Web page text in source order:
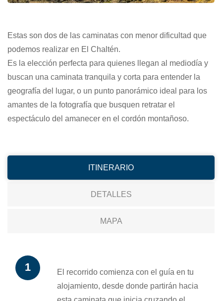
Estas son dos de las caminatas con menor dificultad que
podemos realizar en El Chaltén.
Es la elección perfecta para quienes llegan al mediodía y
buscan una caminata tranquila y corta para entender la
geografía del lugar, o un punto panorámico ideal para los
amantes de la fotografía que busquen retratar el
espectáculo del amanecer en el cordón montañoso.
ITINERARIO
DETALLES
MAPA
El recorrido comienza con el guía en tu
alojamiento, desde donde partirán hacia